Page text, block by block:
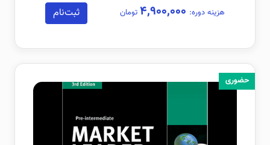
هزینه دوره: تومان ثبت‌نام
حضوری